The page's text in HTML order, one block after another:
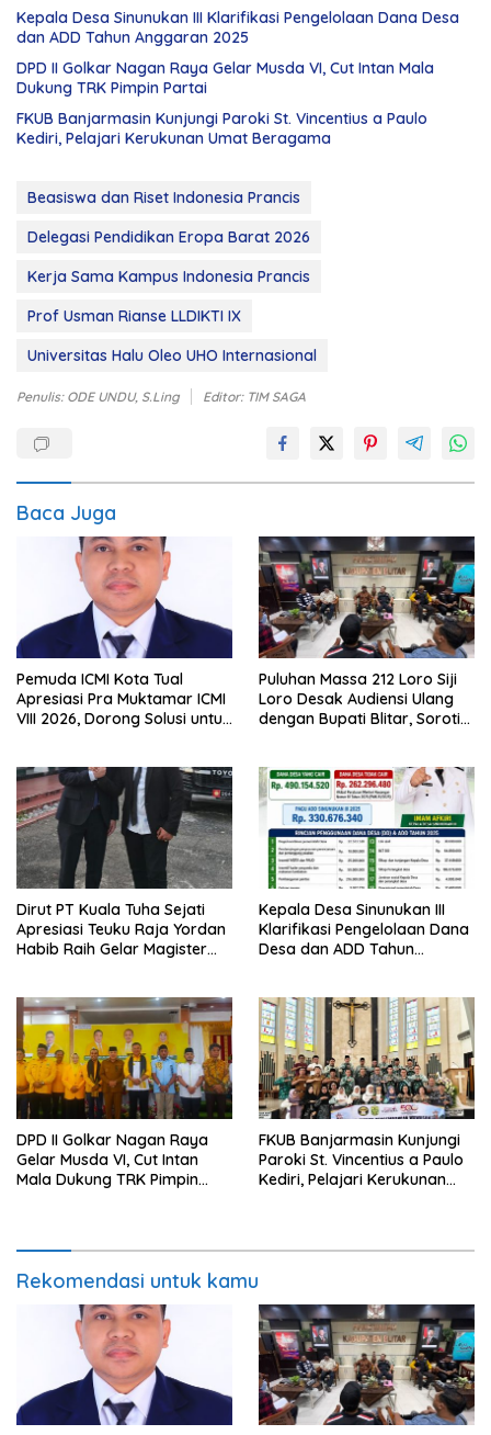
Kepala Desa Sinunukan III Klarifikasi Pengelolaan Dana Desa
dan ADD Tahun Anggaran 2025
DPD II Golkar Nagan Raya Gelar Musda VI, Cut Intan Mala
Dukung TRK Pimpin Partai
FKUB Banjarmasin Kunjungi Paroki St. Vincentius a Paulo
Kediri, Pelajari Kerukunan Umat Beragama
Beasiswa dan Riset Indonesia Prancis
Delegasi Pendidikan Eropa Barat 2026
Kerja Sama Kampus Indonesia Prancis
Prof Usman Rianse LLDIKTI IX
Universitas Halu Oleo UHO Internasional
Penulis: ODE UNDU, S.Ling Editor: TIM SAGA
Baca Juga
Pemuda ICMI Kota Tual
Apresiasi Pra Muktamar ICMI
VIII 2026, Dorong Solusi untuk
Puluhan Massa 212 Loro Siji
Loro Desak Audiensi Ulang
dengan Bupati Blitar, Soroti
Dirut PT Kuala Tuha Sejati
Apresiasi Teuku Raja Yordan
Habib Raih Gelar Magister
Kepala Desa Sinunukan III
Klarifikasi Pengelolaan Dana
Desa dan ADD Tahun
DPD II Golkar Nagan Raya
Gelar Musda VI, Cut Intan
Mala Dukung TRK Pimpin
FKUB Banjarmasin Kunjungi
Paroki St. Vincentius a Paulo
Kediri, Pelajari Kerukunan
Rekomendasi untuk kamu